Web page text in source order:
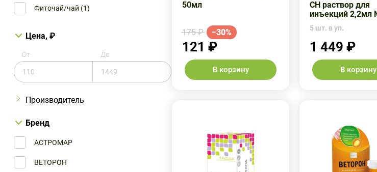
Фиточай/чай (1)
Цена, ₽
От До
Производитель
Biologische Heilmittel Heel
Астромар
Бренд
АСТРОМАР
ВЕТОРОН
50мл
175 ₽ −30%
121 ₽
В корзину
СН раствор для
инъекций 2,2мл
5 шт. в уп.
1 449 ₽
В корзину